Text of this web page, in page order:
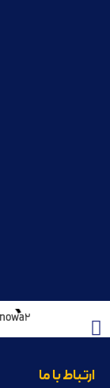
ارتباط با ما